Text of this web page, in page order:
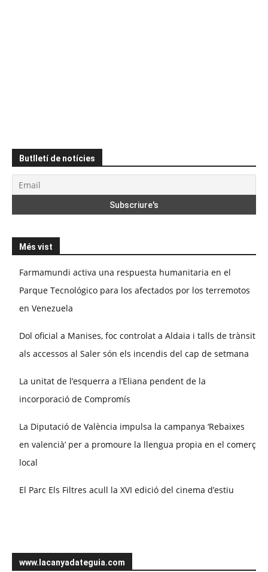
Butlletí de notícies
Més vist
Farmamundi activa una respuesta humanitaria en el
Parque Tecnológico para los afectados por los terremotos
en Venezuela
Dol oficial a Manises, foc controlat a Aldaia i talls de trànsit
als accessos al Saler són els incendis del cap de setmana
La unitat de l’esquerra a l’Eliana pendent de la
incorporació de Compromís
La Diputació de València impulsa la campanya ‘Rebaixes
en valencià’ per a promoure la llengua propia en el comerç
local
El Parc Els Filtres acull la XVI edició del cinema d’estiu
www.lacanyadateguia.com